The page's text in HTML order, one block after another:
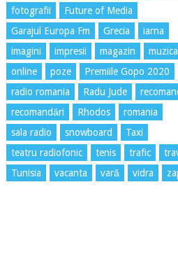
fotografii
Future of Media
Garajul Europa Fm
Grecia
iarna
imagini
impresii magazin
muzica
online
poze
Premiile Gopo 2020
radio romania
Radu Jude
recomandări
Rhodos
romania
sala radio
snowboard
Taxi
teatru radiofonic
tenis trafic
Tunisia
vacanta vară vidra